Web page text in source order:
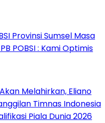
Provinsi Sumsel Masa
POBSI : Kami Optimis
Melahirkan, Eliano
Timnas Indonesia
Piala Dunia 2026